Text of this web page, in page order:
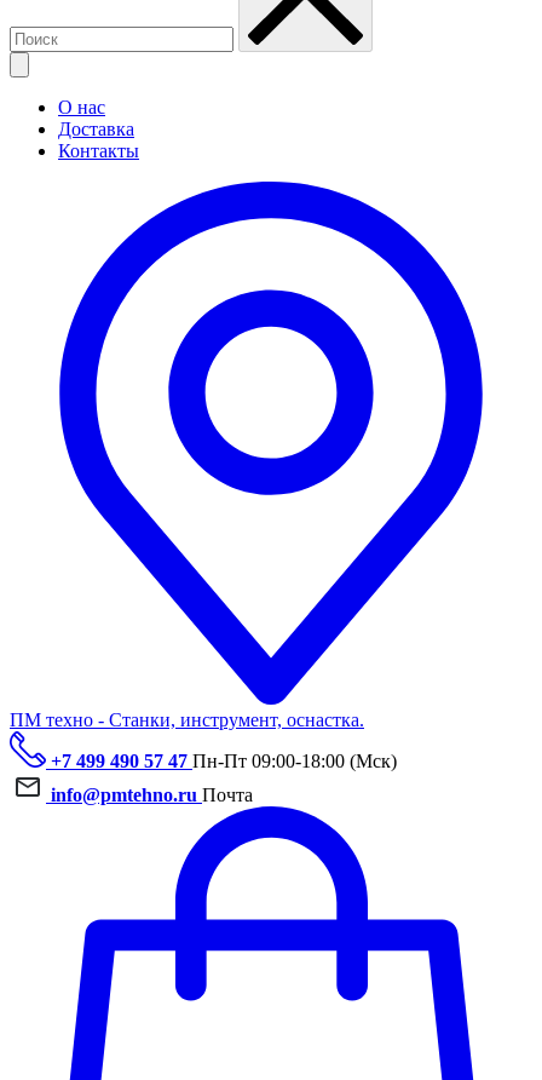
О нас
Доставка
Контакты
ПМ техно - Станки, инструмент, оснастка.
+7 499 490 57 47 Пн-Пт 09:00-18:00 (Мск)
info@pmtehno.ru Почта